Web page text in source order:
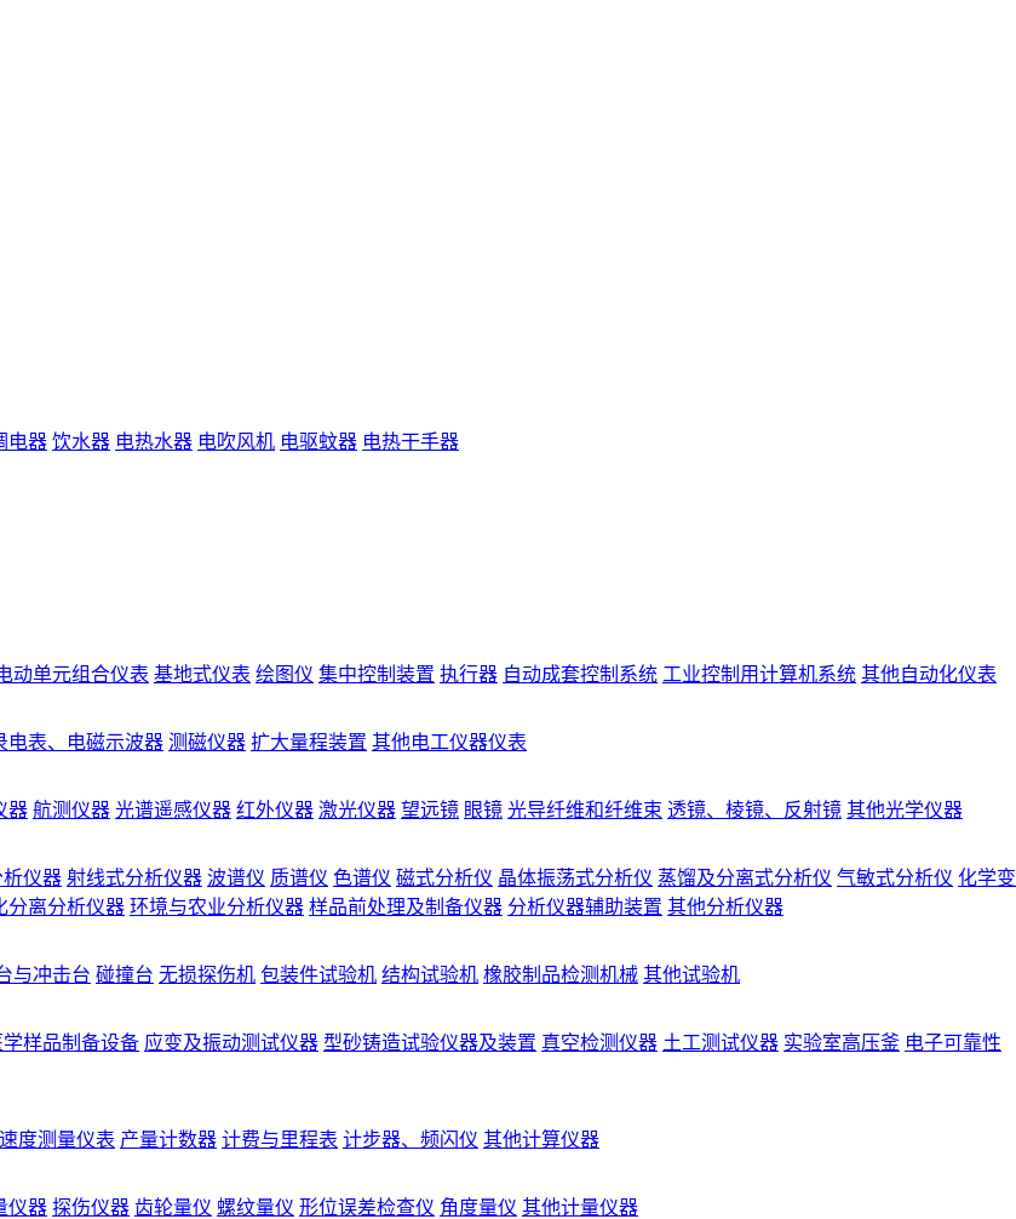
电器 饮水器 电热水器 电吹风机 电驱蚊器 电热干手器
动单元组合仪表 基地式仪表 绘图仪 集中控制装置 执行器 自动成套控制系统 工业控制用计算机系统 其他自动化仪表
电表、电磁示波器 测磁仪器 扩大量程装置 其他电工仪器仪表
器 航测仪器 光谱遥感仪器 红外仪器 激光仪器 望远镜 眼镜 光导纤维和纤维束 透镜、棱镜、反射镜 其他光学仪器
仪器 射线式分析仪器 波谱仪 质谱仪 色谱仪 磁式分析仪 晶体振荡式分析仪 蒸馏及分离式分析仪 气敏式分析仪 化学变
分离分析仪器 环境与农业分析仪器 样品前处理及制备仪器 分析仪器辅助装置 其他分析仪器
与冲击台 碰撞台 无损探伤机 包装件试验机 结构试验机 橡胶制品检测机械 其他试验机
样品制备设备 应变及振动测试仪器 型砂铸造试验仪器及装置 真空检测仪器 土工测试仪器 实验室高压釜 电子可靠性
速度测量仪表 产量计数器 计费与里程表 计步器、频闪仪 其他计算仪器
仪器 探伤仪器 齿轮量仪 螺纹量仪 形位误差检查仪 角度量仪 其他计量仪器